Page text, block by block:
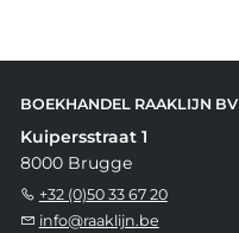
BOEKHANDEL RAAKLIJN BV
Kuipersstraat 1
8000 Brugge
+32 (0)50 33 67 20
info@raaklijn.be